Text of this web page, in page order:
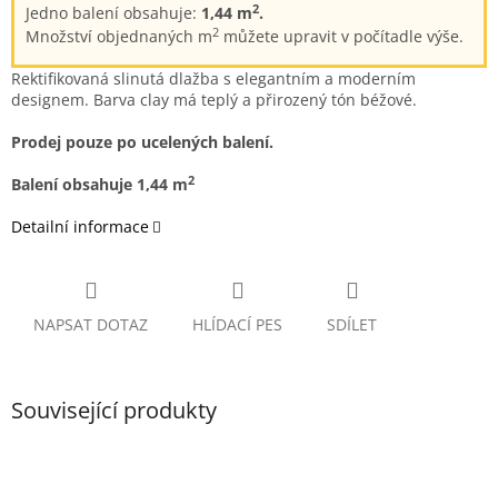
Jedno balení obsahuje: 1,44 m2.
Množství objednaných m2 můžete upravit v počítadle výše.
Rektifikovaná slinutá dlažba s elegantním a moderním
designem. Barva clay má teplý a přirozený tón béžové.
Prodej pouze po ucelených balení.
Balení obsahuje 1,44 m2
Detailní informace
NAPSAT DOTAZ HLÍDACÍ PES SDÍLET
Související produkty